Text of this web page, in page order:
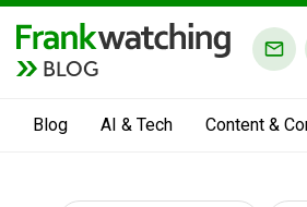
BLOG
Blog AI & Tech Content &